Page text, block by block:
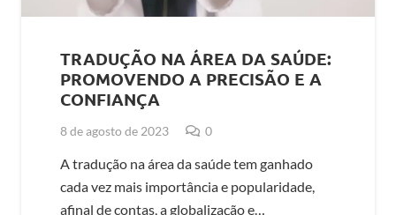
TRADUÇÃO NA ÁREA DA SAÚDE:
PROMOVENDO A PRECISÃO E A
CONFIANÇA
8 de agosto de 2023 0
A tradução na área da saúde tem ganhado
cada vez mais importância e popularidade,
afinal de contas, a globalização e…